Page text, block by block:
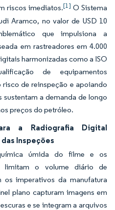
riscos imediatos.[1] O Sistema
Aramco, no valor de USD 10
que impulsiona a
em rastreadores em 4.000
harmonizadas como a ISO
de equipamentos
de reinspeção e apoiando
sustentam a demanda de longo
preços do petróleo.
a Radiografia Digital
Inspeções
úmida do filme e os
limitam o volume diário de
imperativos da manufatura
plano capturam imagens em
e se integram a arquivos